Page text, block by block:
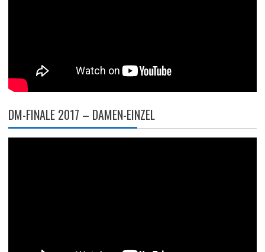
DM-FINALE 2017 – DAMEN-EINZEL